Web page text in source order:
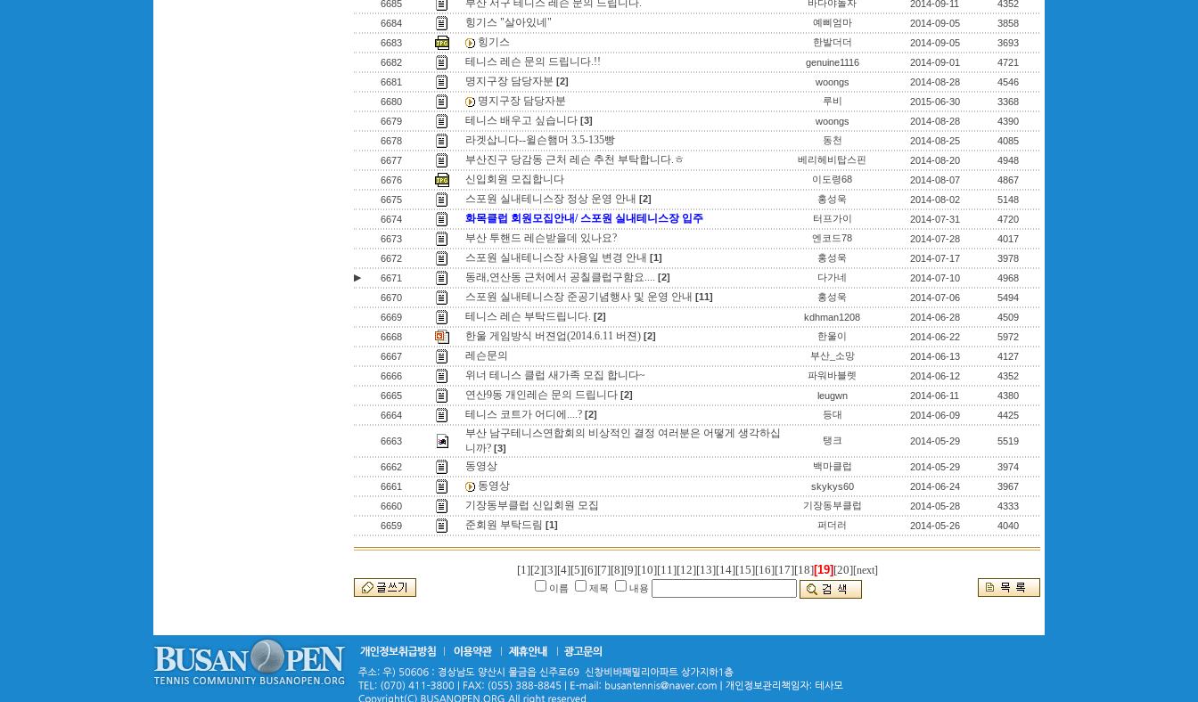
6685
부산 서구 테니스 레슨 문의 드립니다. 바다야놀자 2014-09-11
4352
6684
힝기스 "살아있네" 예삐엄마 2014-09-05
3858
6683
힝기스 한발더더 2014-09-05
3693
6682
테니스 레슨 문의 드립니다.!! genuine1116 2014-09-01
4721
6681
명지구장 담당자분 [2] woongs 2014-08-28
4546
6680
명지구장 담당자분 루비 2015-06-30
3368
6679
테니스 배우고 싶습니다 [3] woongs 2014-08-28
4390
6678
라겟삽니다--윌슨햄머 3.5-135빵 동천 2014-08-25
4085
6677
부산진구 당감동 근처 레슨 추천 부탁합니다.ㅎ 베리헤비탑스핀 2014-08-20
4948
6676
신입회원 모집합니다 이도령68 2014-08-07
4867
6675
스포원 실내테니스장 정상 운영 안내 [2] 홍성욱 2014-08-02
5148
6674
화목클럽 회원모집안내/ 스포원 실내테니스장 입주 터프가이 2014-07-31
4720
6673
부산 투핸드 레슨받을데 있나요? 엔코드78 2014-07-28
4017
6672
스포원 실내테니스장 사용일 변경 안내 [1] 홍성욱 2014-07-17
3978
▶
6671 동래,연산동 근처에서 공칠클럽구함요.... [2] 다가네 2014-07-10
4968
6670
스포원 실내테니스장 준공기념행사 및 운영 안내 [11] 홍성욱 2014-07-06
5494
6669
테니스 레슨 부탁드립니다. [2] kdhman1208 2014-06-28
4509
6668
한울 게임방식 버젼업(2014.6.11 버젼) [2] 한울이 2014-06-22
5972
6667
레슨문의 부산_소망 2014-06-13
4127
6666
위너 테니스 클럽 새가족 모집 합니다~ 파워바블렛 2014-06-12
4352
6665
연산9동 개인레슨 문의 드립니다 [2] leugwn 2014-06-11
4380
6664
테니스 코트가 어디에....? [2] 등대 2014-06-09 4425
6663
부산 남구테니스연합회의 비상적인 결정 여러분은 어떻게 생각하십
니까? [3]
탱크 2014-05-29 5519
6662 동영상 백마클럽 2014-05-29
3974
6661
동영상 skykys60 2014-06-24
3967
6660
기장동부클럽 신입회원 모집 기장동부클럽 2014-05-28
4333
6659
준회원 부탁드림 [1] 퍼더러 2014-05-26 4040
[1][2][3][4][5][6][7][8][9][10][11][12][13][14][15][16][17][18][19] [20][next]
이름 제목 내용